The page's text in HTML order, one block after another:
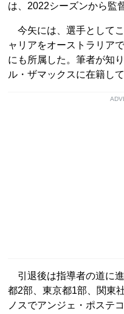
は、2022シーズンから監
今矢には、選手として
ャリアをオーストラリア
にも所属した。筆者が知
ル・ザマックスに在籍し
引退後は指導者の道に
都2部、東京都1部、関東
ノスでアンジェ・ポステ